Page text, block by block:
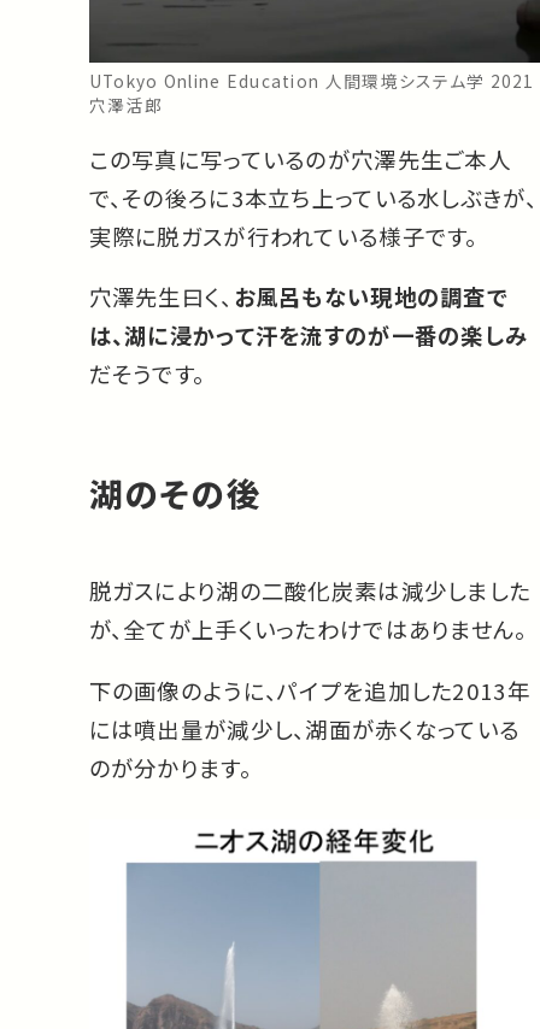
UTokyo Online Education 人間環境システム学 2021
穴澤活郎
この写真に写っているのが穴澤先生ご本人
で、その後ろに3本立ち上っている水しぶきが、
実際に脱ガスが行われている様子です。
穴澤先生曰く、 お風呂もない現地の調査で
は、湖に浸かって汗を流すのが一番の楽しみ
だそうです。
湖のその後
脱ガスにより湖の二酸化炭素は減少しました
が、全てが上手くいったわけではありません。
下の画像のように、パイプを追加した2013年
には噴出量が減少し、湖面が赤くなっている
のが分かります。